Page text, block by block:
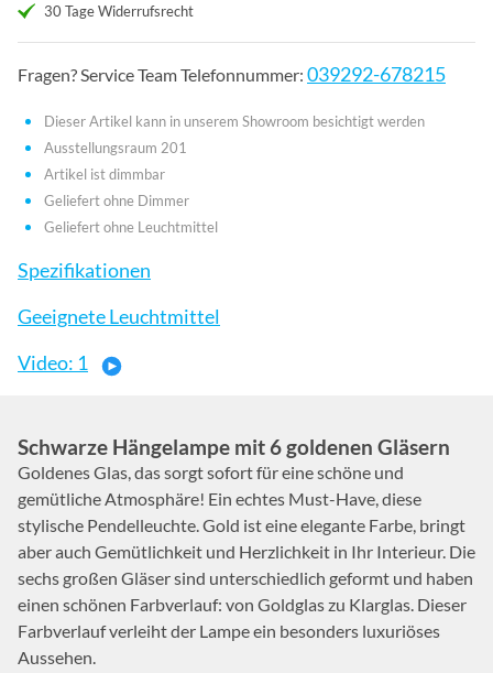
30 Tage Widerrufsrecht
Fragen? Service Team Telefonnummer: 039292-678215
Dieser Artikel kann in unserem Showroom besichtigt werden
Ausstellungsraum 201
Artikel ist dimmbar
Geliefert ohne Dimmer
Geliefert ohne Leuchtmittel
Spezifikationen
Geeignete Leuchtmittel
Video: 1
Schwarze Hängelampe mit 6 goldenen Gläsern
Goldenes Glas, das sorgt sofort für eine schöne und
gemütliche Atmosphäre! Ein echtes Must-Have, diese
stylische Pendelleuchte. Gold ist eine elegante Farbe, bringt
aber auch Gemütlichkeit und Herzlichkeit in Ihr Interieur. Die
sechs großen Gläser sind unterschiedlich geformt und haben
einen schönen Farbverlauf: von Goldglas zu Klarglas. Dieser
Farbverlauf verleiht der Lampe ein besonders luxuriöses
Aussehen.